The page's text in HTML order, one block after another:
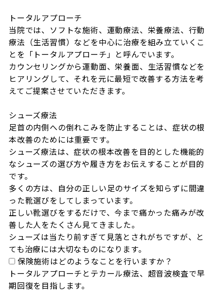
トータルアプローチ
当院では、ソフトな施術、運動療法、栄養療法、行動
療法（生活習慣）などを中心に治療を組み立ていくこ
とを「トータルアプローチ」と呼んでいます。
カウンセリングから運動面、栄養面、生活習慣などを
ヒアリングして、それを元に最短で改善する方法を考
えてご提案させていただきます。
シューズ療法
足首の内側への倒れこみを防止することは、症状の根
本改善のためには重要です。
シューズ療法は、症状の根本改善を目的とした機能的
なシューズの選び方や履き方をお伝えすることが目的
です。
多くの方は、自分の正しい足のサイズを知らずに間違
った靴選びをしてしまっています。
正しい靴選びをするだけで、今まで痛かった痛みが改
善した人をたくさん見てきました。
シューズは当たり前すぎて見落とされがちですが、と
ても治療には大切なものになります。
保険施術はどのようなことを行いますか？
トータルアプローチとテカール療法、超音波検査で早
期回復を目指します。